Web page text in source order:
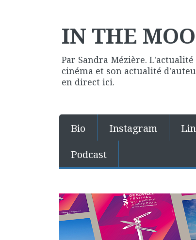
IN THE
Par Sandra Mézière.
cinéma et son actualité
en direct ici.
Bio Instagram
Podcast